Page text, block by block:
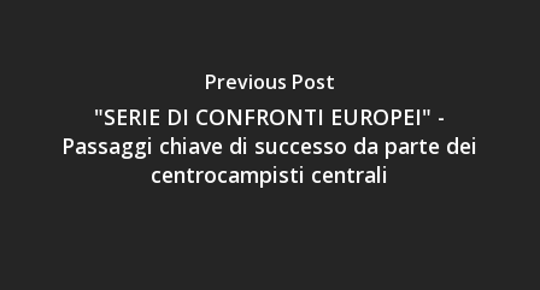
Previous Post
"SERIE DI CONFRONTI EUROPEI" -
Passaggi chiave di successo da parte dei
centrocampisti centrali